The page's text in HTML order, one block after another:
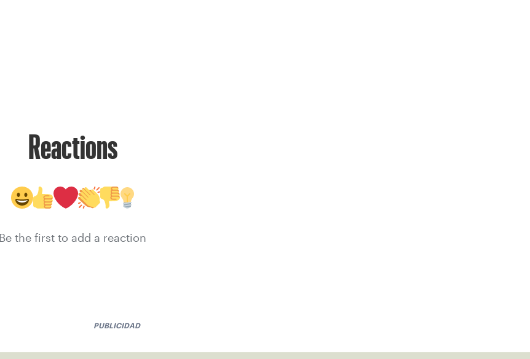
Reactions
Be the first to add a reaction
PUBLICIDAD